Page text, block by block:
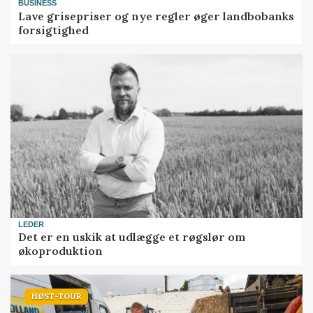
BUSINESS
Lave grisepriser og nye regler øger landbobanks
forsigtighed
LEDER
Det er en uskik at udlægge et røgslør om
økoproduktion
HØST-TOUR